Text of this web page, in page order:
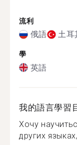
流利
俄語 土耳
學
英語
我的語言學習
Хочу
других